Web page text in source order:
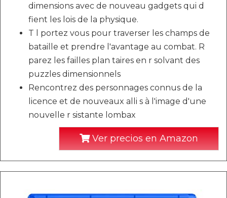
dimensions avec de nouveau gadgets qui d
fient les lois de la physique.
T l portez vous pour traverser les champs de
bataille et prendre l'avantage au combat. R
parez les failles plan taires en r solvant des
puzzles dimensionnels
Rencontrez des personnages connus de la
licence et de nouveaux alli s à l'image d'une
nouvelle r sistante lombax
Ver precios en Amazon